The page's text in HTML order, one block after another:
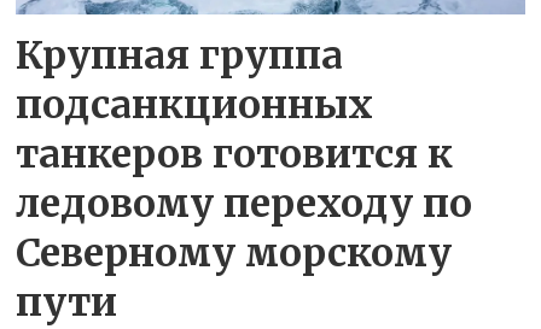
Крупная группа
подсанкционных
танкеров готовится к
ледовому переходу по
Северному морскому
пути